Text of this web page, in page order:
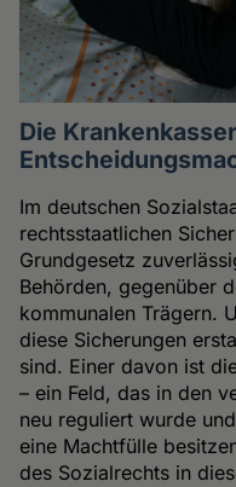
Die
Im deutschen
rechtsstaatlichen
Grundgesetz
Behörden, gegenüber
kommunalen Trägern.
diese Sicherungen
sind. Einer davon ist
– ein Feld, das in den
neu reguliert wurde
eine Machtfülle
des Sozialrechts in